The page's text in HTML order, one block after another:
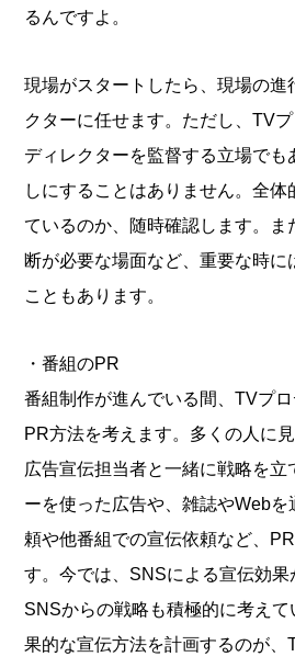
るんですよ。
現場がスタートしたら、現場の進
クターに任せます。ただし、TV
ディレクターを監督する立場でも
しにすることはありません。全体
ているのか、随時確認します。ま
断が必要な場面など、重要な時に
こともあります。
・番組のPR
番組制作が進んでいる間、TVプ
PR方法を考えます。多くの人に
広告宣伝担当者と一緒に戦略を立
ーを使った広告や、雑誌やWeb
頼や他番組での宣伝依頼など、
す。今では、SNSによる宣伝効
SNSからの戦略も積極的に考え
果的な宣伝方法を計画するのが、